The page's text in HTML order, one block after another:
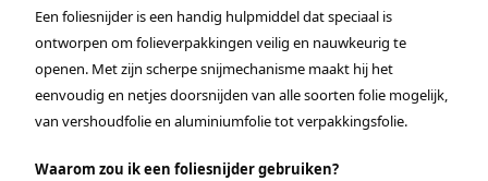
Een foliesnijder is een handig hulpmiddel dat speciaal is
ontworpen om folieverpakkingen veilig en nauwkeurig te
openen. Met zijn scherpe snijmechanisme maakt hij het
eenvoudig en netjes doorsnijden van alle soorten folie mogelijk,
van vershoudfolie en aluminiumfolie tot verpakkingsfolie.
Waarom zou ik een foliesnijder gebruiken?